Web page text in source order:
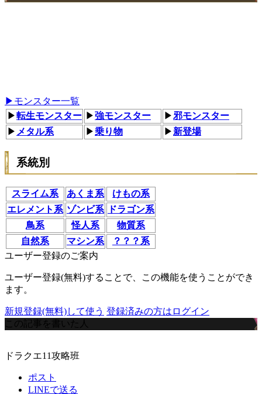
▶モンスター一覧
▶転生モンスター ▶強モンスター ▶邪モンスター
▶ メタル系 ▶乗り物 ▶ 新登場
系統別
スライム系 あくま系
けもの系
エレメント系 ゾンビ系
ドラゴン系
鳥系
怪人系
物質系
自然系
マシン系
？？？系
ユーザー登録のご案内
ユーザー登録(無料)することで、この機能を使うことができ
ます。
新規登録(無料)して使う 登録済みの方はログイン
この記事を書いた人
ドラクエ11攻略班
ポスト
LINEで送る